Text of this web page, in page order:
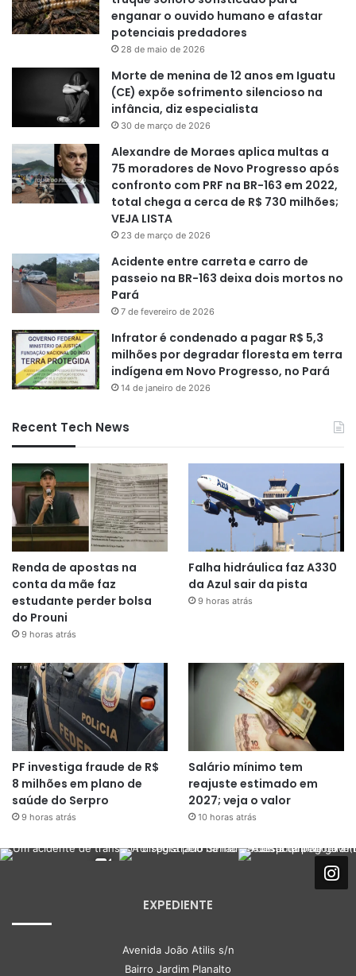
enganar o ouvido humano e afastar
potenciais predadores
28 de maio de 2026
Morte de menina de 12 anos em Iguatu
(CE) expõe sofrimento silencioso na
infância, diz especialista
30 de março de 2026
Alexandre de Moraes aplica multas a
75 moradores de Novo Progresso após
confronto com PRF na BR-163 em 2022,
total chega a cerca de R$ 730 milhões;
VEJA LISTA
23 de março de 2026
Acidente entre carreta e carro de
passeio na BR-163 deixa dois mortos no
Pará
7 de fevereiro de 2026
Infrator é condenado a pagar R$ 5,3
milhões por degradar floresta em terra
indígena em Novo Progresso, no Pará
14 de janeiro de 2026
Recent Tech News
Renda de apostas na
conta da mãe faz
estudante perder bolsa
do Prouni
9 horas atrás
Falha hidráulica faz A330
da Azul sair da pista
9 horas atrás
PF investiga fraude de R$
8 milhões em plano de
saúde do Serpro
9 horas atrás
Salário mínimo tem
reajuste estimado em
2027; veja o valor
10 horas atrás
EXPEDIENTE
Avenida João Atilis s/n
Bairro Jardim Planalto